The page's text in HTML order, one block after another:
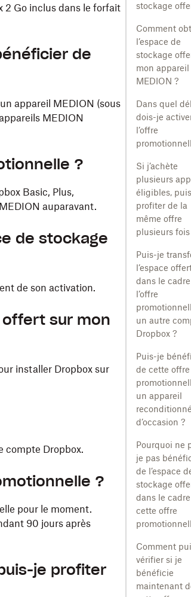
stockage
Comment
l’espace de
stockage
mon appareil
MEDION ?
Dans quel
dois-je
l’offre
Si j’achète
plusieurs
éligibles,
profiter de la
même offre
plusieurs fois
Puis-je
l’espace
dans le
l’offre
un autre
Dropbox ?
Puis-je
de cette offre
un appareil
d’occasion ?
Pourquoi ne
je pas
de l’espace
stockage
dans le
cette offre
Comment
vérifier si je
bénéficie
maintenant
2 Go inclus dans le forfait
de
appareil MEDION (sous
MEDION
?
Basic, Plus,
auparavant.
de stockage
de son activation.
offert sur mon
installer Dropbox sur
compte Dropbox.
?
pour le moment.
90 jours après
je profiter